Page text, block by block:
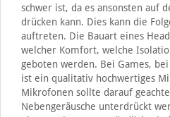
schwer ist, da es ansonsten auf
drücken kann. Dies kann die
auftreten. Die Bauart eines
welcher Komfort, welche
geboten werden. Bei Games,
ist ein qualitativ hochwertiges
Mikrofonen sollte darauf
Nebengeräusche unterdrückt